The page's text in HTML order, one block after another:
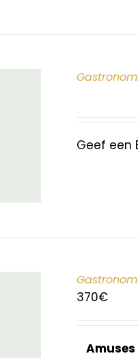
Geef een
370€
Amuses